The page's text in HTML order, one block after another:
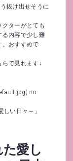
抜け出せそうに
ターがとても
る内容で少し難
。おすすめで
らで見れます↓
no-
しい日々～」
た愛し